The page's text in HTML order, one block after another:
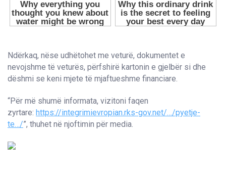
Ndërkaq, nëse udhëtohet me veturë, dokumentet e
nevojshme të veturës, përfshirë kartonin e gjelbër si dhe
dëshmi se keni mjete të mjaftueshme financiare.
“Për më shumë informata, vizitoni faqen
zyrtare: https://integrimievropian.rks-gov.net/…/pyetje-
te…/”, thuhet në njoftimin për media.